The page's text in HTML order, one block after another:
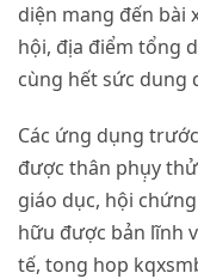
diện mang đến bài
hội, địa điểm tổng
cùng hết sức dung
Các ứng dụng
được thân phụ̣y
giáo dục, hội
hữu được bản lĩnh
tế, tong hop